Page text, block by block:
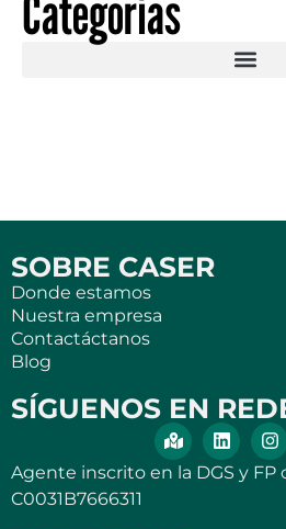
Categorías
SOBRE CASER
Donde estamos
Nuestra empresa
Contactáctanos
Blog
SÍGUENOS EN
Agente inscrito en la DGS y FP
C0031B7666311